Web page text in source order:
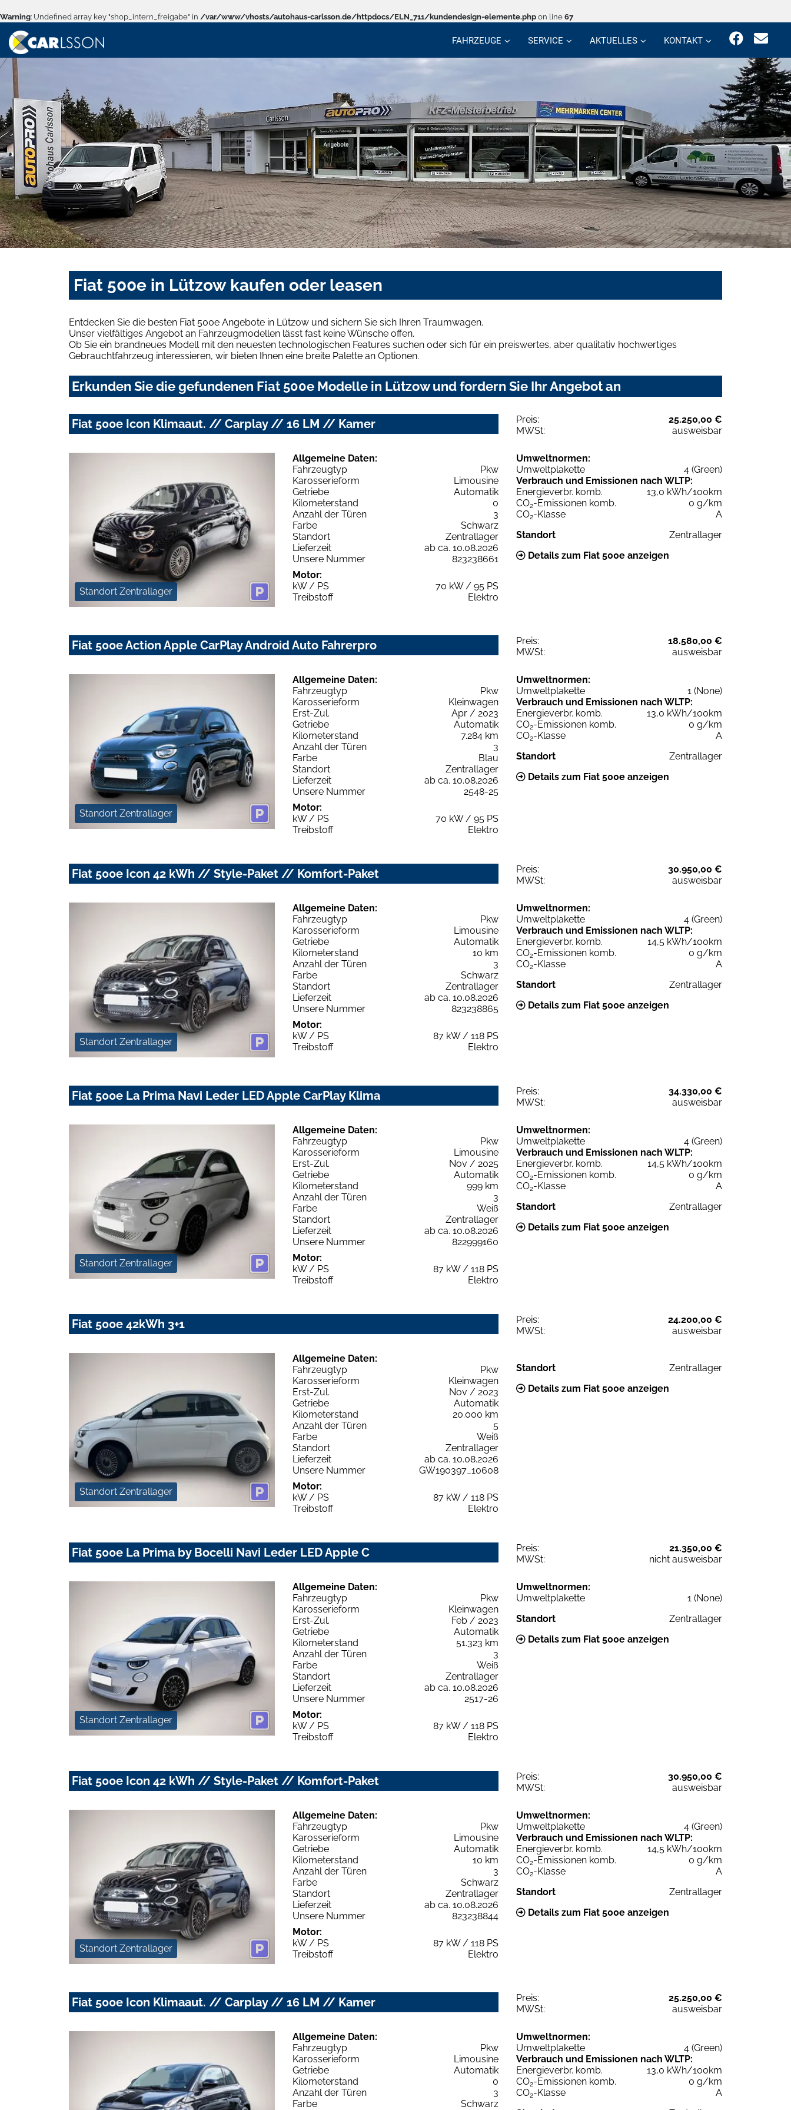
Warning: Undefined array key "shop_intern_freigabe" in /var/www/vhosts/autohaus-carlsson.de/httpdocs/ELN_711/kundendesign-elemente.php on line 67
FAHRZEUGE SERVICE AKTUELLES KONTAKT
Fiat 500e in Lützow kaufen oder leasen
Entdecken Sie die besten Fiat 500e Angebote in Lützow und sichern Sie sich Ihren Traumwagen.
Unser vielfältiges Angebot an Fahrzeugmodellen lässt fast keine Wünsche offen.
Ob Sie ein brandneues Modell mit den neuesten technologischen Features suchen oder sich für ein preiswertes, aber qualitativ hochwertiges
Gebrauchtfahrzeug interessieren, wir bieten Ihnen eine breite Palette an Optionen.
Erkunden Sie die gefundenen Fiat 500e Modelle in Lützow und fordern Sie Ihr Angebot an
Fiat 500e Icon Klimaaut. // Carplay // 16 LM // Kamer Preis:
25.250,00 €
MWSt:
ausweisbar
Standort Zentrallager
Allgemeine Daten:
Fahrzeugtyp
Pkw
Karosserieform
Limousine
Getriebe
Automatik
Kilometerstand
0
Anzahl der Türen
3
Farbe
Schwarz
Standort
Zentrallager
Lieferzeit
ab ca. 10.08.2026
Unsere Nummer
823238661
Motor:
kW / PS
70 kW / 95 PS
Treibstoff
Elektro
Umweltnormen:
Umweltplakette
4 (Green)
Verbrauch und Emissionen nach WLTP:
Energieverbr. komb.
13,0 kWh/100km
CO2-Emissionen komb.
0 g/km
CO2-Klasse
A
Standort
Zentrallager
Details zum Fiat 500e anzeigen
Fiat 500e Action Apple CarPlay Android Auto Fahrerpro Preis:
18.580,00 €
MWSt:
ausweisbar
Standort Zentrallager
Allgemeine Daten:
Fahrzeugtyp
Pkw
Karosserieform
Kleinwagen
Erst-Zul.
Apr / 2023
Getriebe
Automatik
Kilometerstand
7.284 km
Anzahl der Türen
3
Farbe
Blau
Standort
Zentrallager
Lieferzeit
ab ca. 10.08.2026
Unsere Nummer
2548-25
Motor:
kW / PS
70 kW / 95 PS
Treibstoff
Elektro
Umweltnormen:
Umweltplakette
1 (None)
Verbrauch und Emissionen nach WLTP:
Energieverbr. komb.
13,0 kWh/100km
CO2-Emissionen komb.
0 g/km
CO2-Klasse
A
Standort
Zentrallager
Details zum Fiat 500e anzeigen
Fiat 500e Icon 42 kWh // Style-Paket // Komfort-Paket Preis:
30.950,00 €
MWSt:
ausweisbar
Standort Zentrallager
Allgemeine Daten:
Fahrzeugtyp
Pkw
Karosserieform
Limousine
Getriebe
Automatik
Kilometerstand
10 km
Anzahl der Türen
3
Farbe
Schwarz
Standort
Zentrallager
Lieferzeit
ab ca. 10.08.2026
Unsere Nummer
823238865
Motor:
kW / PS
87 kW / 118 PS
Treibstoff
Elektro
Umweltnormen:
Umweltplakette
4 (Green)
Verbrauch und Emissionen nach WLTP:
Energieverbr. komb.
14,5 kWh/100km
CO2-Emissionen komb.
0 g/km
CO2-Klasse
A
Standort
Zentrallager
Details zum Fiat 500e anzeigen
Fiat 500e La Prima Navi Leder LED Apple CarPlay Klima Preis:
34.330,00 €
MWSt:
ausweisbar
Standort Zentrallager
Allgemeine Daten:
Fahrzeugtyp
Pkw
Karosserieform
Limousine
Erst-Zul.
Nov / 2025
Getriebe
Automatik
Kilometerstand
999 km
Anzahl der Türen
3
Farbe
Weiß
Standort
Zentrallager
Lieferzeit
ab ca. 10.08.2026
Unsere Nummer
822999160
Motor:
kW / PS
87 kW / 118 PS
Treibstoff
Elektro
Umweltnormen:
Umweltplakette
4 (Green)
Verbrauch und Emissionen nach WLTP:
Energieverbr. komb.
14,5 kWh/100km
CO2-Emissionen komb.
0 g/km
CO2-Klasse
A
Standort
Zentrallager
Details zum Fiat 500e anzeigen
Fiat 500e 42kWh 3+1 Preis:
24.200,00 €
MWSt:
ausweisbar
Standort Zentrallager
Allgemeine Daten:
Fahrzeugtyp
Pkw
Karosserieform
Kleinwagen
Erst-Zul.
Nov / 2023
Getriebe
Automatik
Kilometerstand
20.000 km
Anzahl der Türen
5
Farbe
Weiß
Standort
Zentrallager
Lieferzeit
ab ca. 10.08.2026
Unsere Nummer
GW190397_10608
Motor:
kW / PS
87 kW / 118 PS
Treibstoff
Elektro
Standort
Zentrallager
Details zum Fiat 500e anzeigen
Fiat 500e La Prima by Bocelli Navi Leder LED Apple C Preis:
21.350,00 €
MWSt:
nicht ausweisbar
Standort Zentrallager
Allgemeine Daten:
Fahrzeugtyp
Pkw
Karosserieform
Kleinwagen
Erst-Zul.
Feb / 2023
Getriebe
Automatik
Kilometerstand
51.323 km
Anzahl der Türen
3
Farbe
Weiß
Standort
Zentrallager
Lieferzeit
ab ca. 10.08.2026
Unsere Nummer
2517-26
Motor:
kW / PS
87 kW / 118 PS
Treibstoff
Elektro
Umweltnormen:
Umweltplakette
1 (None)
Standort
Zentrallager
Details zum Fiat 500e anzeigen
Fiat 500e Icon 42 kWh // Style-Paket // Komfort-Paket Preis:
30.950,00 €
MWSt:
ausweisbar
Standort Zentrallager
Allgemeine Daten:
Fahrzeugtyp
Pkw
Karosserieform
Limousine
Getriebe
Automatik
Kilometerstand
10 km
Anzahl der Türen
3
Farbe
Schwarz
Standort
Zentrallager
Lieferzeit
ab ca. 10.08.2026
Unsere Nummer
823238844
Motor:
kW / PS
87 kW / 118 PS
Treibstoff
Elektro
Umweltnormen:
Umweltplakette
4 (Green)
Verbrauch und Emissionen nach WLTP:
Energieverbr. komb.
14,5 kWh/100km
CO2-Emissionen komb.
0 g/km
CO2-Klasse
A
Standort
Zentrallager
Details zum Fiat 500e anzeigen
Fiat 500e Icon Klimaaut. // Carplay // 16 LM // Kamer Preis:
25.250,00 €
MWSt:
ausweisbar
Allgemeine Daten:
Fahrzeugtyp
Pkw
Karosserieform
Limousine
Getriebe
Automatik
Kilometerstand
0
Anzahl der Türen
3
Farbe
Schwarz
Umweltnormen:
Umweltplakette
4 (Green)
Verbrauch und Emissionen nach WLTP:
Energieverbr. komb.
13,0 kWh/100km
CO2-Emissionen komb.
0 g/km
CO2-Klasse
A